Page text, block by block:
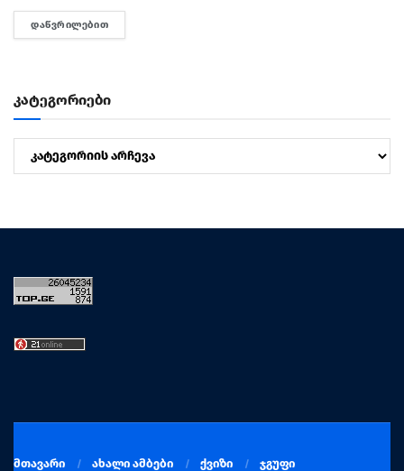
პირის დაკავების მიზნით შესაბამისი ღონისძიებები ტარდება.
შინაგან საქმეთა სამინისტროს თბილისის პოლიციის
ᲓᲐᲬᲕᲠᲘᲚᲔᲑᲘᲗ
კატეგორიები
კატეგორიები
მთავარი ახალი ამბები ქვიზი ჯგუფი